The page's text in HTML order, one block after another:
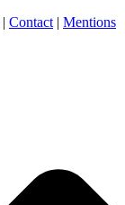
| Contact | Mentions